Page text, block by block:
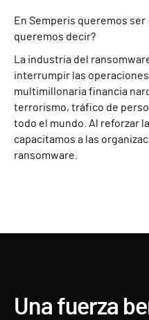
En Semperis queremos ser
queremos decir?
La industria del
interrumpir las
multimillonaria financia
terrorismo, tráfico de
todo el mundo. Al reforzar
capacitamos a las
ransomware.
Una fuerza